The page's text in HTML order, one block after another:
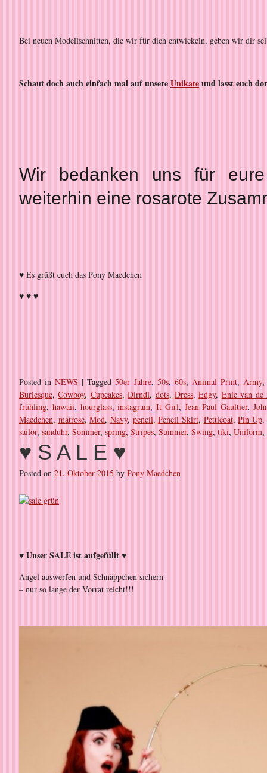
Bei neuen Modellschnitten, die wir für dich entwickeln, geben wir dir
Schaut doch auch einfach mal auf unsereUnikateund lasst euch
Wir bedanken uns für
weiterhin eine rosarote
♥ Es grüßt euch das Pony Maedchen
♥ ♥ ♥
Posted in NEWS |Tagged 50er Jahre, 50s, 60s, Animal Print,Army
Burlesque,Cowboy, Cupcakes,Dirndl, dots, Dress,Edgy, Enie van de
frühling, hawaii, hourglass,instagram, It Girl, Jean Paul Gaultier,
Maedchen, matrose,Mod, Navy, pencil,Pencil Skirt, Petticoat,Pin Up,
sailor, sanduhr, Sommer, spring, Stripes, Summer, Swing, tiki, Uniform,
♥ S A L E ♥
Posted on 21. Oktober 2015 by Pony Maedchen
♥ Unser SALE ist aufgefüllt ♥
Angel auswerfen und Schnäppchen sichern
– nur so lange der Vorrat reicht!!!